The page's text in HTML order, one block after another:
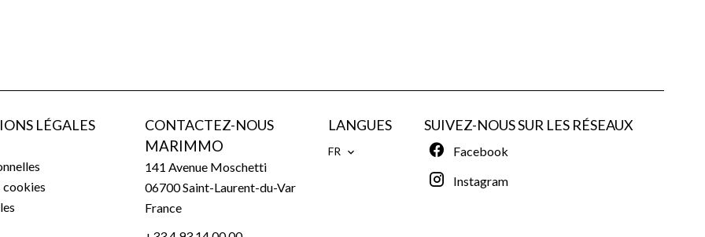
LÉGALES
CONTACTEZ-NOUS
MARIMMO
141 Avenue Moschetti
06700Saint-Laurent-du-Var
France
LANGUES
FR
SUIVEZ-NOUS SUR LES RÉSEAUX
Facebook
Instagram